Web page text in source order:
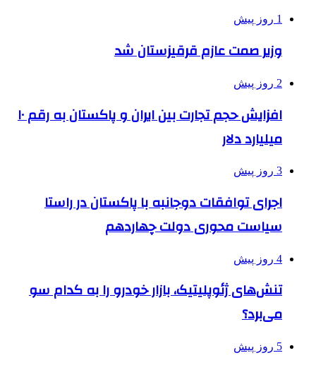
1 روز پیش
وزیر صمت عازم قرقیزستان شد
2 روز پیش
افزایش حجم تجارت بین ایران و پاکستان به رقم ۱۰
میلیارد دلار
3 روز پیش
اجرای توافقات دوجانبه با پاکستان در راستا
سیاست محوری دولت چهاردهم
4 روز پیش
تنش‌های ژئوپلیتیک، بازار خودرو را به کدام سو
می‌برد؟
5 روز پیش